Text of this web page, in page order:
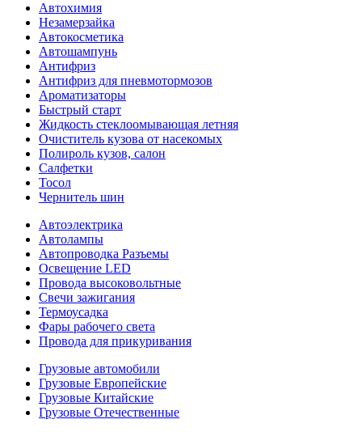
Автохимия
Незамерзайка
Автокосметика
Автошампунь
Антифриз
Антифриз для пневмотормозов
Ароматизаторы
Быстрый старт
Жидкость стеклоомывающая летняя
Очиститель кузова от насекомых
Полироль кузов, салон
Салфетки
Тосол
Чернитель шин
Автоэлектрика
Автолампы
Автопроводка Разъемы
Освещение LED
Провода высоковольтные
Свечи зажигания
Термоусадка
Фары рабочего света
Провода для прикуривания
Грузовые автомобили
Грузовые Европейские
Грузовые Китайские
Грузовые Отечественные